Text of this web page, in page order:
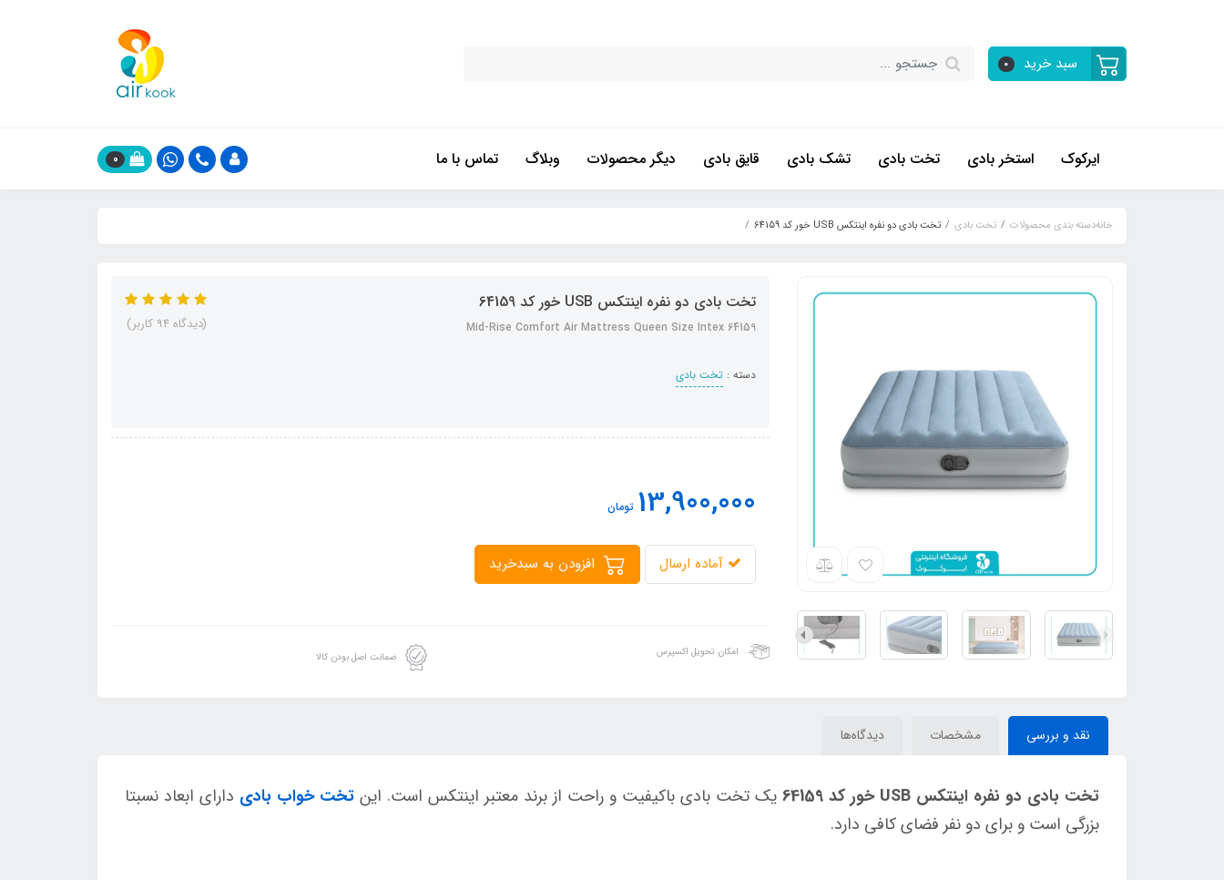
سبد خرید 0
ایرکوک استخر بادی تخت بادی تشک بادی قایق بادی دیگر محصولات وبلاگ تماس با ما 0
خانهدسته بندی محصولات تخت بادی تخت بادی دو نفره اینتکس USB خور کد 64159
تخت بادی دو نفره اینتکس USB خور کد 64159
Mid-Rise Comfort Air Mattress Queen Size Intex 64159
دسته : تخت بادی
(دیدگاه 94 کاربر)
13,900,000 تومان
آماده ارسال
امکان تحویل اکسپرس ضمانت اصل بودن کالا
نقد و بررسی مشخصات دیدگاه‌ها
تخت بادی دو نفره اینتکس USB خور کد 64159 یک تخت بادی باکیفیت و راحت از برند معتبر اینتکس است. این تخت خواب بادی دارای ابعاد نسبتا
بزرگی است و برای دو نفر فضای کافی دارد.